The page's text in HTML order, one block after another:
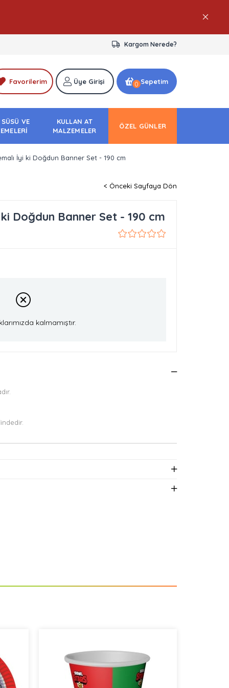
Kargom Nerede?
Sepetim
0
Üye Girişi
Favorilerim
VE
KULLAN AT
MALZEMELER
ÖZEL GÜNLER
İyi ki Doğdun Banner Set - 190 cm
< Önceki Sayfaya Dön
Doğdun Banner Set - 190 cm
kalmamıştır.